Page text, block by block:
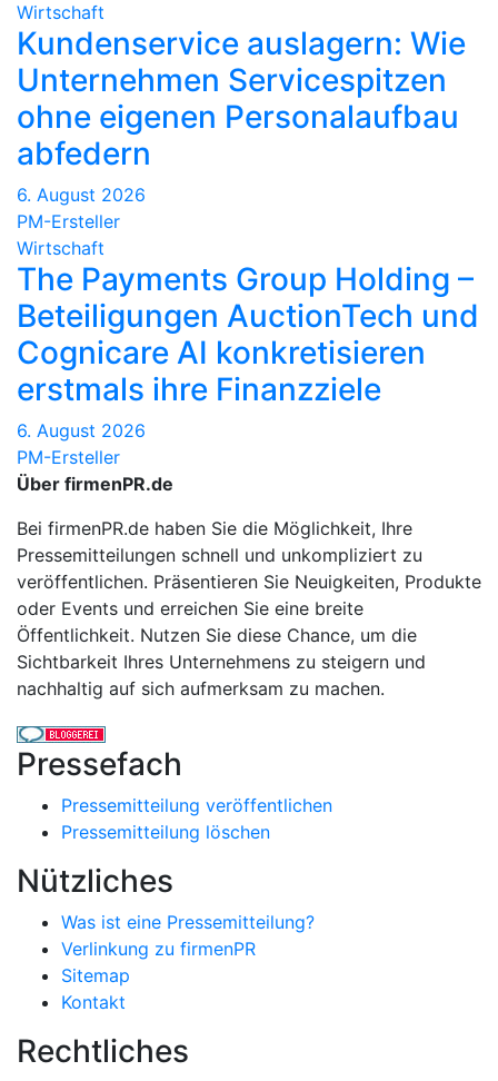
Wirtschaft
Kundenservice auslagern: Wie
Unternehmen Servicespitzen
ohne eigenen Personalaufbau
abfedern
6. August 2026
PM-Ersteller
Wirtschaft
The Payments Group Holding –
Beteiligungen AuctionTech und
Cognicare AI konkretisieren
erstmals ihre Finanzziele
6. August 2026
PM-Ersteller
Über firmenPR.de
Bei firmenPR.de haben Sie die Möglichkeit, Ihre
Pressemitteilungen schnell und unkompliziert zu
veröffentlichen. Präsentieren Sie Neuigkeiten, Produkte
oder Events und erreichen Sie eine breite
Öffentlichkeit. Nutzen Sie diese Chance, um die
Sichtbarkeit Ihres Unternehmens zu steigern und
nachhaltig auf sich aufmerksam zu machen.
Pressefach
Pressemitteilung veröffentlichen
Pressemitteilung löschen
Nützliches
Was ist eine Pressemitteilung?
Verlinkung zu firmenPR
Sitemap
Kontakt
Rechtliches